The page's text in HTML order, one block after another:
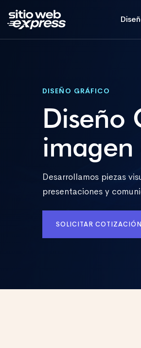
DISEÑO GRÁFICO
Diseño
imagen
Desarrollamos piezas
presentaciones y
SOLICITAR COTIZACIÓN